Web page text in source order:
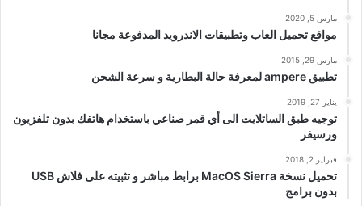
مارس 5, 2020
مواقع تحميل العاب وتطبيقات الاندرويد المدفوعة مجانا
مارس 29, 2015
تطبيق ampere لمعرفة حالة البطارية و سرعة الشحن
يناير 27, 2019
توجيه طبق الساتلايت الى أي قمر صناعي باستخدام هاتفك بدون تلفزيون
ورسيفر
فبراير 2, 2018
تحميل نسخة MacOS Sierra برابط مباشر و تثبيته على فلاش USB
بدون برامج